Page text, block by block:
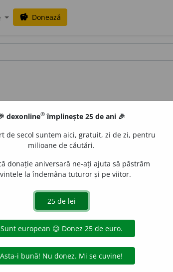
savings Donează
© 2004-2026 dexonline (https://dexonline.ro)
site, inclusiv prin orice metode de extragere automată
dexonline® împlinește 25 de ani 🎉
de secol suntem aici, gratuit, zi de zi, pentru
milioane de căutări.
donație aniversară ne-ați ajuta să păstrăm
la îndemâna tuturor și pe viitor.